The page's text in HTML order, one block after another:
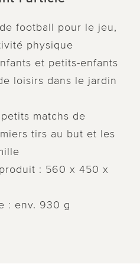
football pour le jeu,
physique
et petits-enfants
loisirs dans le jardin
matchs de
tirs au but et les
: 560 x 450 x
: env. 930 g